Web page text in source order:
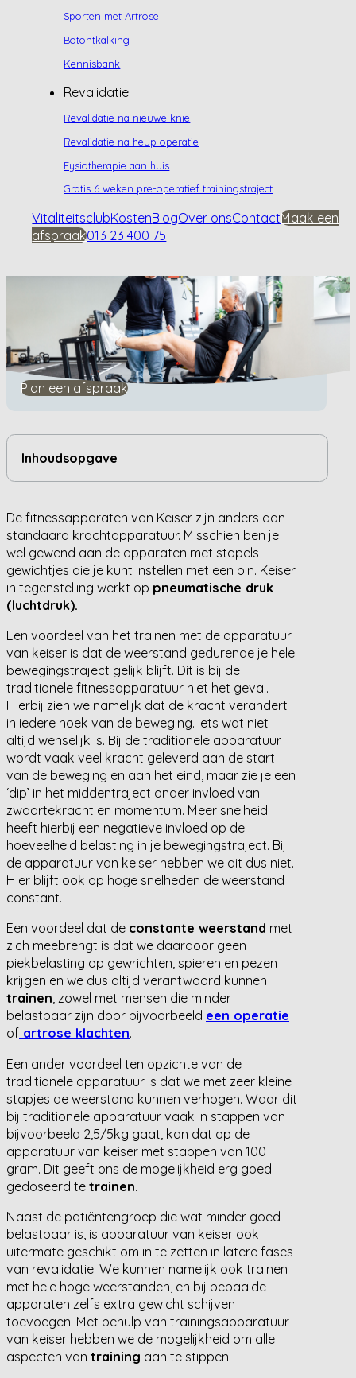
Sporten met Artrose
Botontkalking
Kennisbank
Revalidatie
Revalidatie na nieuwe knie
Revalidatie na heup operatie
Fysiotherapie aan huis
Gratis 6 weken pre-operatief trainingstraject
VitaliteitsclubKostenBlogOver onsContactMaak een
afspraak013 23 400 75
/Trainen Met Luchtdruk Keiser
Trainen Met Luchtdruk Keiser
Plan een afspraak
Inhoudsopgave
De fitnessapparaten van Keiser zijn anders dan
standaard krachtapparatuur. Misschien ben je
wel gewend aan de apparaten met stapels
gewichtjes die je kunt instellen met een pin. Keiser
in tegenstelling werkt op pneumatische druk
(luchtdruk).
Een voordeel van het trainen met de apparatuur
van keiser is dat de weerstand gedurende je hele
bewegingstraject gelijk blijft. Dit is bij de
traditionele fitnessapparatuur niet het geval.
Hierbij zien we namelijk dat de kracht verandert
in iedere hoek van de beweging. Iets wat niet
altijd wenselijk is. Bij de traditionele apparatuur
wordt vaak veel kracht geleverd aan de start
van de beweging en aan het eind, maar zie je een
‘dip’ in het middentraject onder invloed van
zwaartekracht en momentum. Meer snelheid
heeft hierbij een negatieve invloed op de
hoeveelheid belasting in je bewegingstraject. Bij
de apparatuur van keiser hebben we dit dus niet.
Hier blijft ook op hoge snelheden de weerstand
constant.
Een voordeel dat de constante weerstand met
zich meebrengt is dat we daardoor geen
piekbelasting op gewrichten, spieren en pezen
krijgen en we dus altijd verantwoord kunnen
trainen, zowel met mensen die minder
belastbaar zijn door bijvoorbeeld een operatie
of artrose klachten.
Een ander voordeel ten opzichte van de
traditionele apparatuur is dat we met zeer kleine
stapjes de weerstand kunnen verhogen. Waar dit
bij traditionele apparatuur vaak in stappen van
bijvoorbeeld 2,5/5kg gaat, kan dat op de
apparatuur van keiser met stappen van 100
gram. Dit geeft ons de mogelijkheid erg goed
gedoseerd te trainen.
Naast de patiëntengroep die wat minder goed
belastbaar is, is apparatuur van keiser ook
uitermate geschikt om in te zetten in latere fases
van revalidatie. We kunnen namelijk ook trainen
met hele hoge weerstanden, en bij bepaalde
apparaten zelfs extra gewicht schijven
toevoegen. Met behulp van trainingsapparatuur
van keiser hebben we de mogelijkheid om alle
aspecten van training aan te stippen.